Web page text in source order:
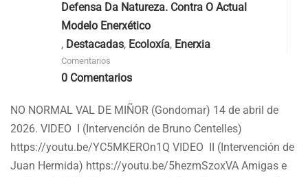
Defensa Da Natureza. Contra O Actual
Modelo Enerxético
, Destacadas, Ecoloxía, Enerxia
Comentarios
0 Comentarios
NO NORMAL VAL DE MIÑOR (Gondomar) 14 de abril de
2026. VIDEO I (Intervención de Bruno Centelles)
https://youtu.be/YC5MKEROn1Q VIDEO II (Intervención de
Juan Hermida) https://youtu.be/5hezmSzoxVA Amigas e